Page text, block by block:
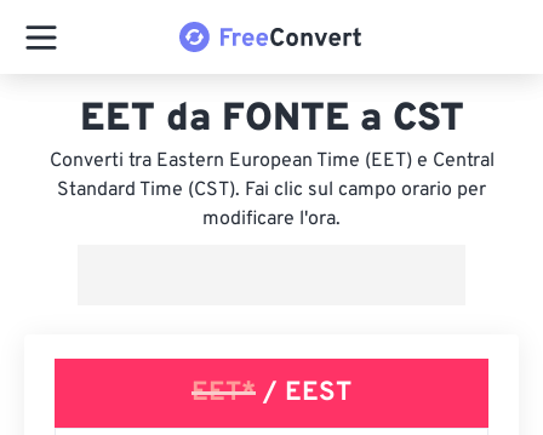
EET da FONTE a CST
Converti tra Eastern European Time (EET) e Central
Standard Time (CST). Fai clic sul campo orario per
modificare l'ora.
EET* / EEST